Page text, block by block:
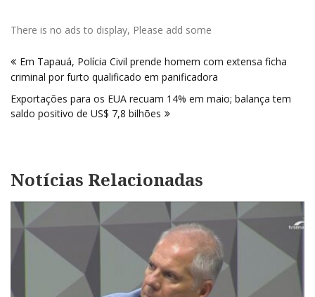
There is no ads to display, Please add some
de
Post
Em Tapauá, Polícia Civil prende homem com extensa ficha
criminal por furto qualificado em panificadora
Exportações para os EUA recuam 14% em maio; balança tem
saldo positivo de US$ 7,8 bilhões
Notícias Relacionadas